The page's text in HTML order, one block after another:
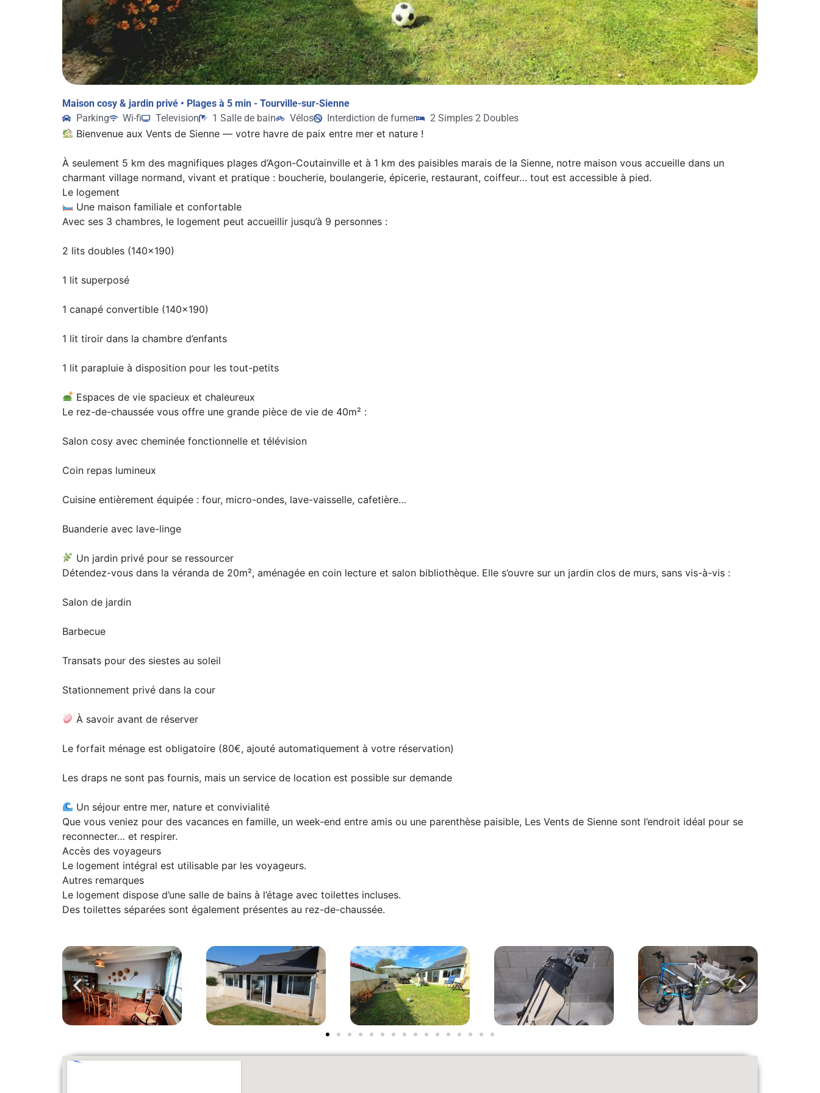
Maison cosy & jardin privé • Plages à 5 min - Tourville-sur-Sienne
Parking
Wi-fi Television 1 Salle de bain Vélos Interdiction de fumer 2 Simples 2 Doubles
Bienvenue aux Vents de Sienne — votre havre de paix entre mer et nature !
À seulement 5 km des magnifiques plages d’Agon-Coutainville et à 1 km des paisibles marais de la Sienne, notre maison vous accueille dans un
charmant village normand, vivant et pratique : boucherie, boulangerie, épicerie, restaurant, coiffeur… tout est accessible à pied.
Le logement
Une maison familiale et confortable
Avec ses 3 chambres, le logement peut accueillir jusqu’à 9 personnes :
2 lits doubles (140×190)
1 lit superposé
1 canapé convertible (140×190)
1 lit tiroir dans la chambre d’enfants
1 lit parapluie à disposition pour les tout-petits
Espaces de vie spacieux et chaleureux
Le rez-de-chaussée vous offre une grande pièce de vie de 40m² :
Salon cosy avec cheminée fonctionnelle et télévision
Coin repas lumineux
Cuisine entièrement équipée : four, micro-ondes, lave-vaisselle, cafetière…
Buanderie avec lave-linge
Un jardin privé pour se ressourcer
Détendez-vous dans la véranda de 20m², aménagée en coin lecture et salon bibliothèque. Elle s’ouvre sur un jardin clos de murs, sans vis-à-vis :
Salon de jardin
Barbecue
Transats pour des siestes au soleil
Stationnement privé dans la cour
À savoir avant de réserver
Le forfait ménage est obligatoire (80€, ajouté automatiquement à votre réservation)
Les draps ne sont pas fournis, mais un service de location est possible sur demande
Un séjour entre mer, nature et convivialité
Que vous veniez pour des vacances en famille, un week-end entre amis ou une parenthèse paisible, Les Vents de Sienne sont l’endroit idéal pour se
reconnecter… et respirer.
Accès des voyageurs
Le logement intégral est utilisable par les voyageurs.
Autres remarques
Le logement dispose d’une salle de bains à l’étage avec toilettes incluses.
Des toilettes séparées sont également présentes au rez-de-chaussée.